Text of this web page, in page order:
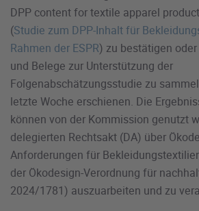
DPP content for textile apparel
(Studie zum DPP-Inhalt für
Rahmen der ESPR) zu bestätigen
und Belege zur Unterstützung der
Folgenabschätzungsstudie zu
letzte Woche erschienen. Die
können von der Kommission genutzt
delegierten Rechtsakt (DA) über
Anforderungen für
der Ökodesign-Verordnung für
2024/1781) auszuarbeiten und zu